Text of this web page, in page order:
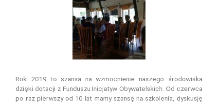
Rok 2019 to szansa na wzmocnienie naszego środowiska
dzięki dotacji z Funduszu Inicjatyw Obywatelskich. Od czerwca
po raz pierwszy od 10 lat mamy szansę na szkolenia, dyskusję